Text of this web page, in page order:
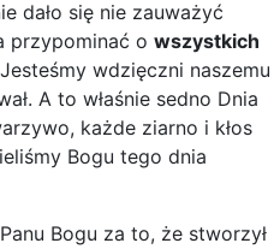
dało się nie zauważyć
przypominać o wszystkich
wdzięczni naszemu
A to właśnie sedno Dnia
każde ziarno i kłos
Bogu tego dnia
Bogu za to, że stworzył